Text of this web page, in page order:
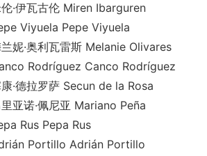
伦 Miren Ibarguren
Pepe Viyuela
瓦雷斯 Melanie Olivares
Canco Rodríguez
萨 Secun de la Rosa
尼亚 Mariano Peña
Pepa Rus
Adrián Portillo